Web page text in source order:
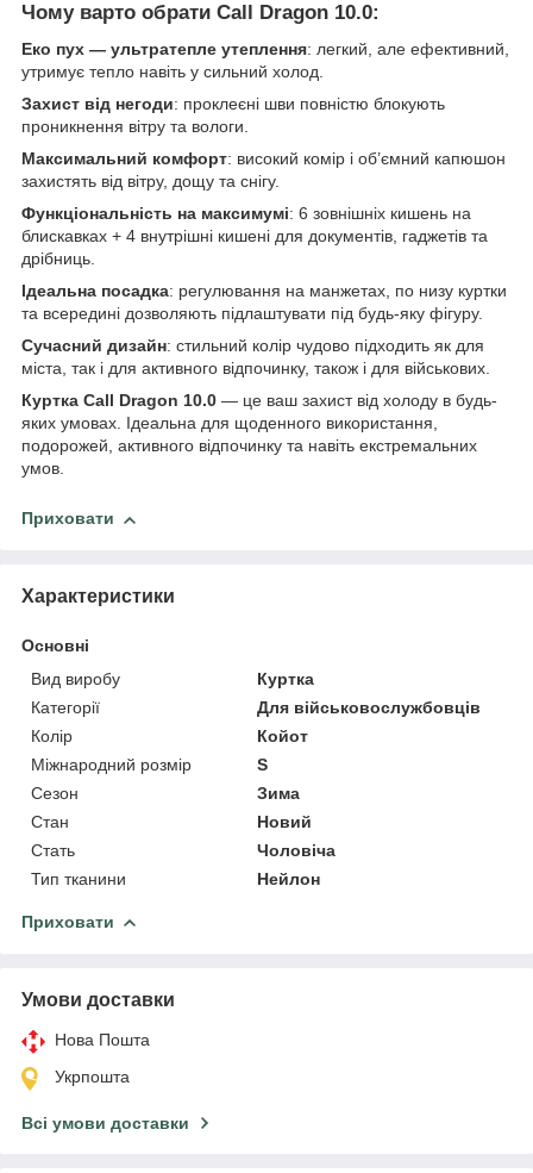
Чому варто обрати Call Dragon 10.0:
Еко пух — ультратепле утеплення: легкий, але ефективний,
утримує тепло навіть у сильний холод.
Захист від негоди: проклеєні шви повністю блокують
проникнення вітру та вологи.
Максимальний комфорт: високий комір і об’ємний капюшон
захистять від вітру, дощу та снігу.
Функціональність на максимумі: 6 зовнішніх кишень на
блискавках + 4 внутрішні кишені для документів, гаджетів та
дрібниць.
Ідеальна посадка: регулювання на манжетах, по низу куртки
та всередині дозволяють підлаштувати під будь-яку фігуру.
Сучасний дизайн: стильний колір чудово підходить як для
міста, так і для активного відпочинку, також і для військових.
Куртка Call Dragon 10.0 — це ваш захист від холоду в будь-
яких умовах. Ідеальна для щоденного використання,
подорожей, активного відпочинку та навіть екстремальних
умов.
Приховати
Характеристики
Основні
Вид виробу
Куртка
Категорії
Для військовослужбовців
Колір
Койот
Міжнародний розмір
S
Сезон
Зима
Стан
Новий
Стать
Чоловіча
Тип тканини
Нейлон
Приховати
Умови доставки
Нова Пошта
Укрпошта
Всі умови доставки